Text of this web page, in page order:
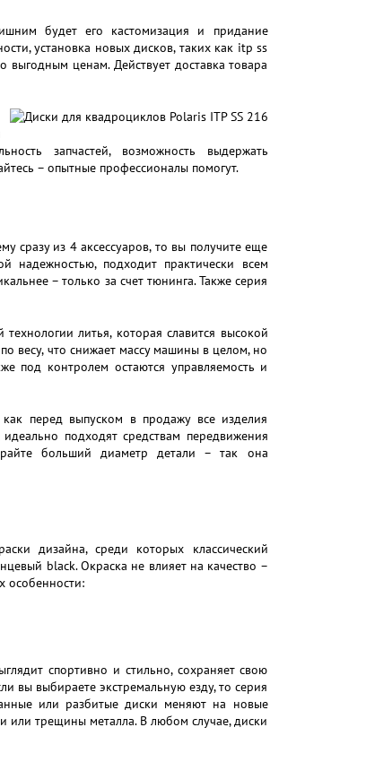
будет его кастомизация и придание
установка новых дисков, таких как itp ss
ценам. Действует доставка товара
запчастей, возможность выдержать
– опытные профессионалы помогут.
сразу из 4 аксессуаров, то вы получите еще
надежностью, подходит практически всем
– только за счет тюнинга. Также серия
литья, которая славится высокой
весу, что снижает массу машины в целом, но
под контролем остаются управляемость и
перед выпуском в продажу все изделия
подходят средствам передвижения
больший диаметр детали – так она
дизайна, среди которых классический
black. Окраска не влияет на качество –
особенности:
спортивно и стильно, сохраняет свою
вы выбираете экстремальную езду, то серия
или разбитые диски меняют на новые
или трещины металла. В любом случае, диски